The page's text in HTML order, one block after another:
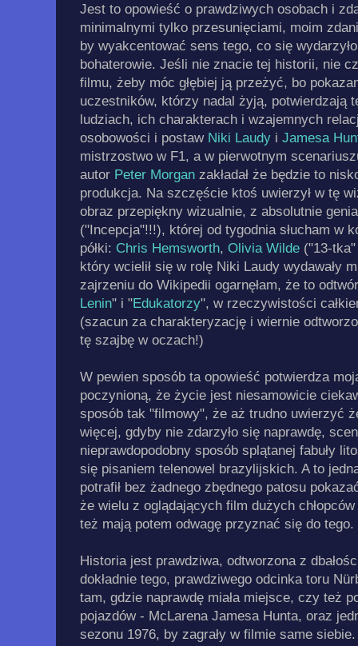
Jest to opowieść o prawdziwych osobach i
minimalnymi tylko przesunięciami, moim
by wyakcentować sens tego, co się
bohaterowie. Jeśli nie znacie tej historii, nie
filmu, żeby móc głębiej ją przeżyć, bo
uczestników, którzy nadal żyją, potwierdzają
ludziach, ich charakterach i wzajemnych
osobowości i postaw Niki Laudy i Jamesa
mistrzostwo w F1, a w pierwotnym
autor Peter Morgan zakładał że będzie to
produkcja. Na szczęście ktoś uwierzył w tę
obraz przepiękny wizualnie, z absolutnie
("Incepcja"!!!), której od tygodnia słucham w
półki: Chris Hemsworth, Olivia Wilde ("13-
który wcielił się w rolę Niki Laudy wydawały
zajrzeniu do Wikipedii ogarnęłam, że to
Lenin" i "Edukatorzy", w rzeczywistości
(szacun za charakteryzację i wiernie
tę szajbę w oczach!)
W pewien sposób ta opowieść potwierdza
poczynioną, że życie jest niesamowicie
sposób tak "filmowy", że aż trudno uwierzyć
więcej, gdyby nie zdarzyło się naprawdę,
nieprawdopodobny sposób splątanej fabuły
się pisaniem telenowel brazylijskich. A to
potrafił bez żadnego zbędnego patosu
że wielu z oglądających film dużych
też mają potem odwagę przyznać się do tego.
Historia jest prawdziwa, odtworzona z
dokładnie tego, prawdziwego odcinka toru
tam, gdzie naprawdę miała miejsce, czy też
pojazdów - McLarena Jamesa Hunta, oraz
sezonu 1976, by zagrały w filmie same